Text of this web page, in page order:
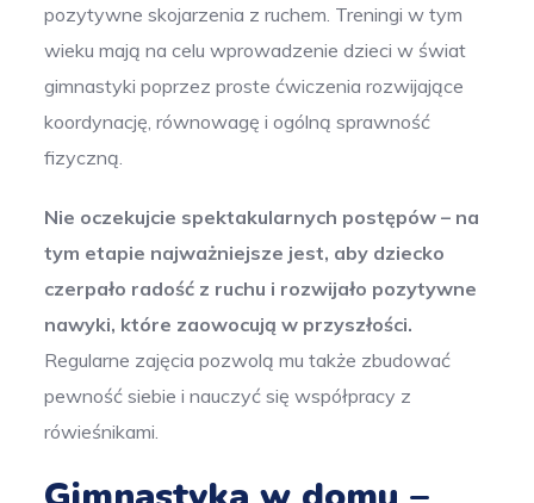
pozytywne skojarzenia z ruchem. Treningi w tym
wieku mają na celu wprowadzenie dzieci w świat
gimnastyki poprzez proste ćwiczenia rozwijające
koordynację, równowagę i ogólną sprawność
fizyczną.
Nie oczekujcie spektakularnych postępów – na
tym etapie najważniejsze jest, aby dziecko
czerpało radość z ruchu i rozwijało pozytywne
nawyki, które zaowocują w przyszłości.
Regularne zajęcia pozwolą mu także zbudować
pewność siebie i nauczyć się współpracy z
rówieśnikami.